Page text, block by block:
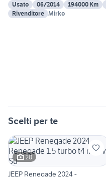
Usato
06/2014 194000 Km
Rivenditore Mirko
Scelti per te
20
JEEP Renegade 2024 -